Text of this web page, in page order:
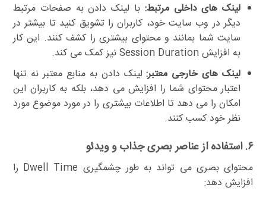
لینک های داخلی مرتبط: با لینک دادن به صفحات مرتبط
دیگر در وب سایت خود، کاربران را تشویق کنید تا بیشتر در
سایت شما بمانند و محتوای بیشتری را کشف کنند. این کار
به افزایش Session Duration نیز کمک می کند.
لینک های خارجی معتبر:لینک دادن به منابع معتبر نه تنها
اعتبار محتوای شما را افزایش می دهد، بلکه به کاربران این
امکان را می دهد تا اطلاعات بیشتری را در مورد موضوع مورد
نظر خود کسب کنند.
۶. استفاده از عناصر بصری جذاب و ویدئو
محتوای بصری می تواند به طور چشمگیری Dwell Time را
افزایش دهد: